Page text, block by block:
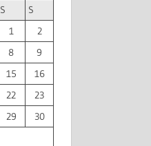
S
S
1
2
8
9
15
16
22
23
29
30